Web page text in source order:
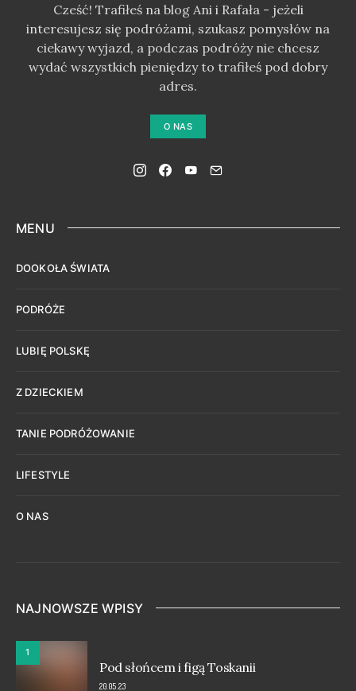
Cześć! Trafiłeś na blog Ani i Rafała - jeżeli
interesujesz się podróżami, szukasz pomysłów na
ciekawy wyjazd, a podczas podróży nie chcesz
wydać wszystkich pieniędzy to trafiłeś pod dobry
adres.
O NAS
MENU
DOOKOŁA ŚWIATA
PODRÓŻE
LUBIĘ POLSKĘ
Z DZIECKIEM
TANIE PODRÓŻOWANIE
LIFESTYLE
O NAS
NAJNOWSZE WPISY
1
Pod słońcem i figą Toskanii
20.05.23